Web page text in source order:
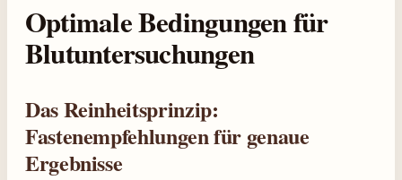
Optimale Bedingungen für
Blutuntersuchungen
Das Reinheitsprinzip:
Fastenempfehlungen für genaue
Ergebnisse